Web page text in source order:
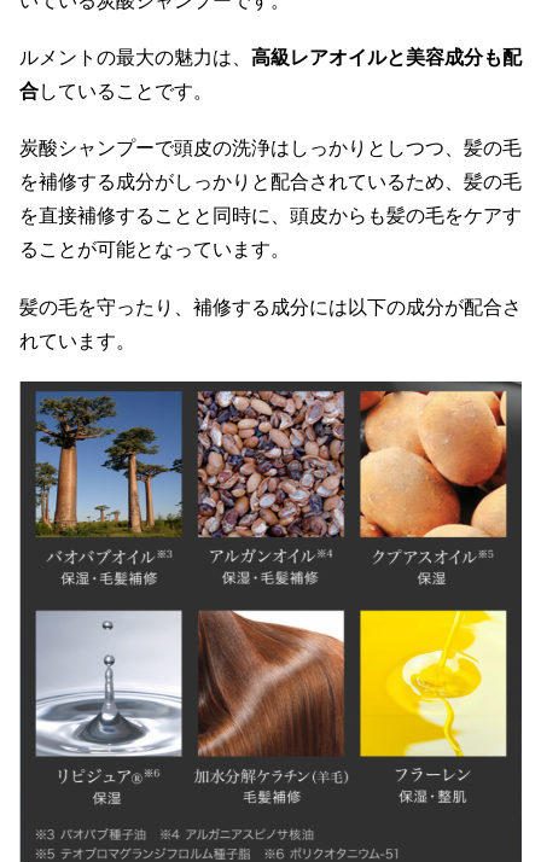
ルメントの最大の魅力は、 高級レアオイルと美容成分も配
合していることです。
炭酸シャンプーで頭皮の洗浄はしっかりとしつつ、髪の毛
を補修する成分がしっかりと配合されているため、髪の毛
を直接補修することと同時に、頭皮からも髪の毛をケアす
ることが可能となっています。
髪の毛を守ったり、補修する成分には以下の成分が配合さ
れています。